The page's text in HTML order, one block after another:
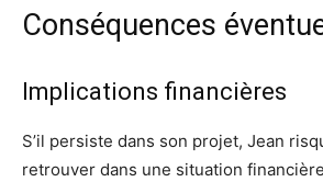
Conséquences
Implications financières
S’il persiste dans son projet, Jean
retrouver dans une situation